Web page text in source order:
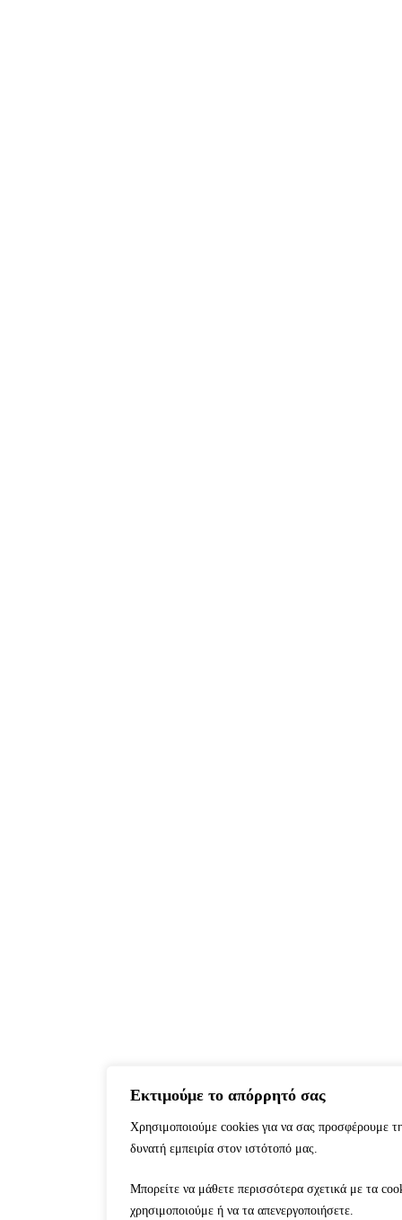
Εκτιμούμε το απόρρητό σας
Χρησιμοποιούμε cookies για να σας προσφέρουμε
δυνατή εμπειρία στον ιστότοπό μας.
Μπορείτε να μάθετε περισσότερα σχετικά με τα
χρησιμοποιούμε ή να τα απενεργοποιήσετε.